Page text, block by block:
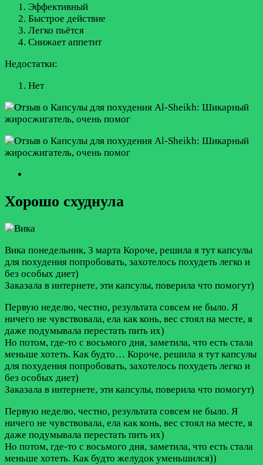
Эффективный
Быстрое действие
Легко пьётся
Снижает аппетит
Недостатки:
Нет
Хорошо схуднула
Вика понедельник, 3 марта Короче, решила я тут капсулы
для похудения попробовать, захотелось похудеть легко и
без особых диет)
Заказала в интернете, эти капсулы, поверила что помогут)
Первую неделю, честно, результата совсем не было. Я
ничего не чувствовала, ела как конь, вес стоял на месте, я
даже подумывала перестать пить их)
Но потом, где-то с восьмого дня, заметила, что есть стала
меньше хотеть. Как будто… Короче, решила я тут капсулы
для похудения попробовать, захотелось похудеть легко и
без особых диет)
Заказала в интернете, эти капсулы, поверила что помогут)
Первую неделю, честно, результата совсем не было. Я
ничего не чувствовала, ела как конь, вес стоял на месте, я
даже подумывала перестать пить их)
Но потом, где-то с восьмого дня, заметила, что есть стала
меньше хотеть. Как будто желудок уменьшился))